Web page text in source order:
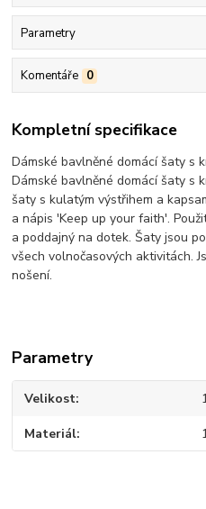
Parametry
Komentáře 0
Kompletní specifikace
Dámské bavlněné domácí šaty s
Dámské bavlněné domácí šaty s
šaty s kulatým výstřihem a
a nápis 'Keep up your faith'.
a poddajný na dotek. Šaty jsou
všech volnočasových aktivitách.
nošení.
Parametry
Velikost
Materiál